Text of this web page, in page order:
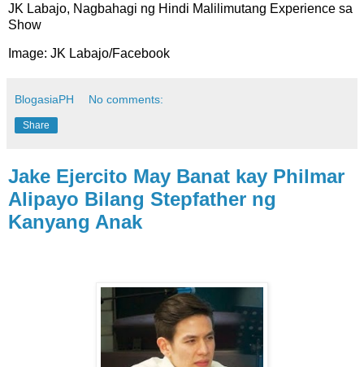
JK Labajo, Nagbahagi ng Hindi Malilimutang Experience sa
Show
Image: JK Labajo/Facebook
BlogasiaPH No comments:
Share
Jake Ejercito May Banat kay Philmar
Alipayo Bilang Stepfather ng
Kanyang Anak